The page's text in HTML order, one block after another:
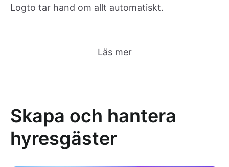
Logto tar hand om allt automatiskt.
Läs mer
Skapa och hantera
hyresgäster